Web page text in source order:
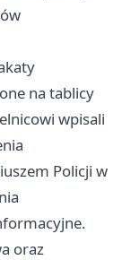
na tablicy
wpisali
Policji w
oraz